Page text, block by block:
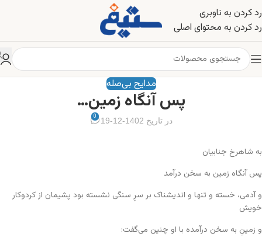
رد کردن به ناوبری
رد کردن به محتوای اصلی
مدایح بی‌صله
پس آنگاه زمین…
در تاریخ 1402-12-19 0
به شاهرخ جنابیان
پس آنگاه زمین به سخن درآمد
و آدمی، خسته و تنها و اندیشناک بر سرِ سنگی نشسته بود پشیمان از کردوکار
خویش
و زمینِ به سخن درآمده با او چنین می‌گفت: